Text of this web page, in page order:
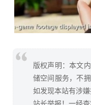
版权声明：本文
储空间服务，不
如发现本站有涉